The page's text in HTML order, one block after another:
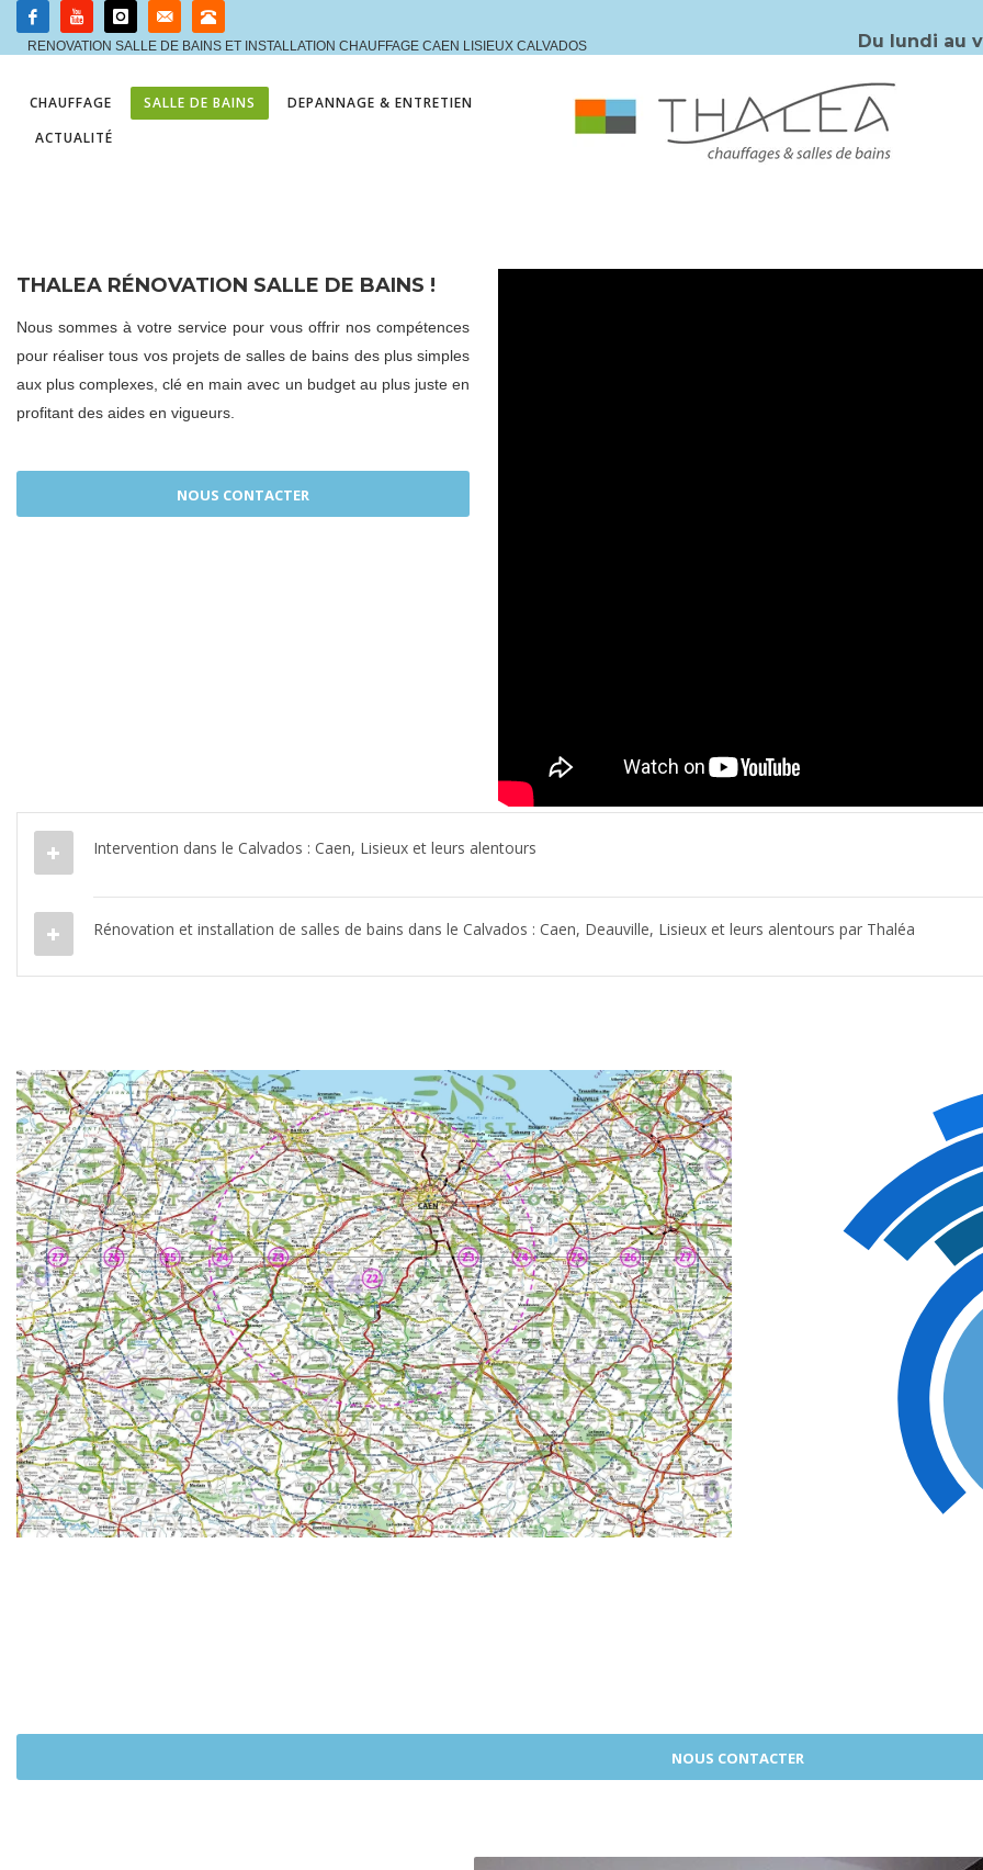
RENOVATION SALLE DE BAINS ET INSTALLATION CHAUFFAGE CAEN LISIEUX CALVADOS
Du lundi au
CHAUFFAGE SALLE DE BAINS
DEPANNAGE & ENTRETIEN
ACTUALITÉ
THALEA RÉNOVATION SALLE DE BAINS !
Nous sommes à votre service pour vous offrir nos compétences
pour réaliser tous vos projets de salles de bains des plus simples
aux plus complexes, clé en main avec un budget au plus juste en
profitant des aides en vigueurs.
NOUS CONTACTER
Intervention dans le Calvados : Caen, Lisieux et leurs alentours
Rénovation et installation de salles de bains dans le Calvados : Caen, Deauville, Lisieux et leurs alentours par Thaléa
NOUS CONTACTER